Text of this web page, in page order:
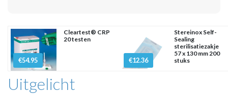
€54.95
Cleartest® CRP
20 testen
€12.36
Stereinox Self-
Sealing
sterilisatiezakje
57 x 130 mm 200
stuks
Uitgelicht